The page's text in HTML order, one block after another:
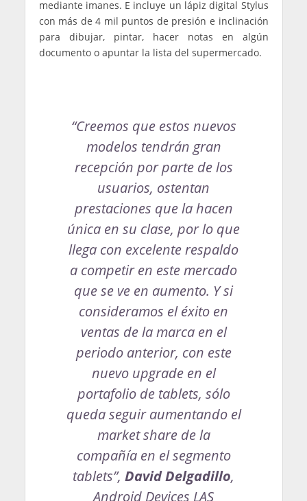
mediante imanes. E incluye un lápiz digital Stylus
con más de 4 mil puntos de presión e inclinación
para dibujar, pintar, hacer notas en algún
documento o apuntar la lista del supermercado.
“Creemos que estos nuevos
modelos tendrán gran
recepción por parte de los
usuarios, ostentan
prestaciones que la hacen
única en su clase, por lo que
llega con excelente respaldo
a competir en este mercado
que se ve en aumento. Y si
consideramos el éxito en
ventas de la marca en el
periodo anterior, con este
nuevo upgrade en el
portafolio de tablets, sólo
queda seguir aumentando el
market share de la
compañía en el segmento
tablets”, David Delgadillo,
Android Devices LAS